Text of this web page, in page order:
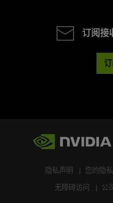
订阅接
订
隐私声明 您的隐
无障碍访问 公